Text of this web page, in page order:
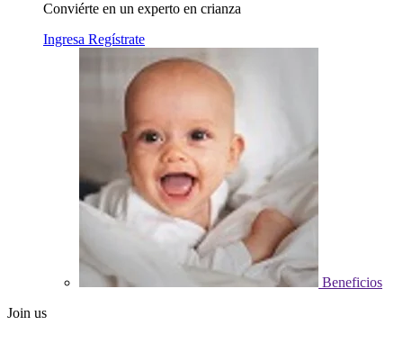
Conviérte en un experto en crianza
Ingresa Regístrate
Beneficios
Join us